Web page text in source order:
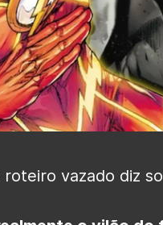
vazado diz